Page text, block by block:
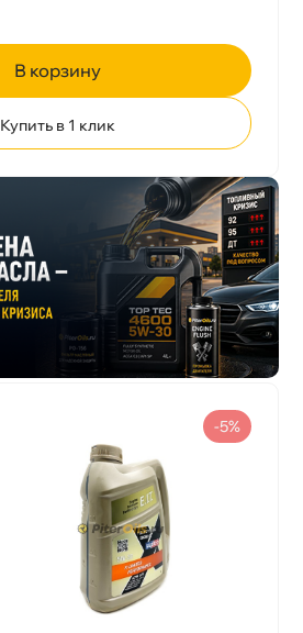
корзину
Купить в 1 клик
-5%